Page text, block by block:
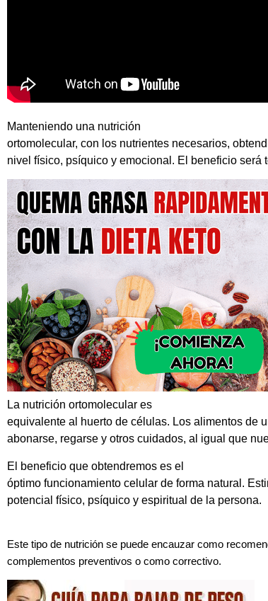
Manteniendo una nutrición
ortomolecular, con los nutrientes necesarios,
nivel físico, psíquico y emocional. El beneficio será
La nutrición ortomolecular es
equivalente al huerto de células. Los alimentos de
abonarse, regarse y otros cuidados, al igual que
El beneficio que obtendremos es el
óptimo funcionamiento celular de forma natural.
potencial físico, psíquico y espiritual de la persona.
Este tipo de nutrición se puede encauzar como
complementos preventivos o como correctivo.